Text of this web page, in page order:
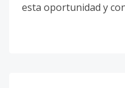
esta oportunidad y